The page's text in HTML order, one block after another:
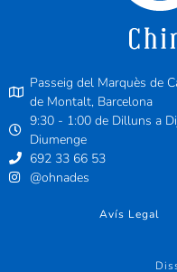
Passeig del Marquès de
de Montalt, Barcelona
9:30 - 1:00 de Dilluns a
Diumenge
692 33 66 53
@ohnades
Avís Legal